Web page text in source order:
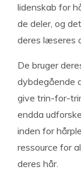
lidenskab for
de deler, og
deres læseres
De bruger
dybdegående
give trin-for-
endda
inden for
ressource for
deres hår.